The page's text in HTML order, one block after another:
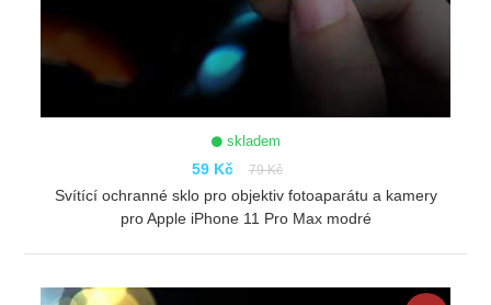
skladem
59 Kč 79 Kč
ZOBRAZIT
Svítící ochranné sklo pro objektiv fotoaparátu a kamery
pro Apple iPhone 11 Pro Max modré